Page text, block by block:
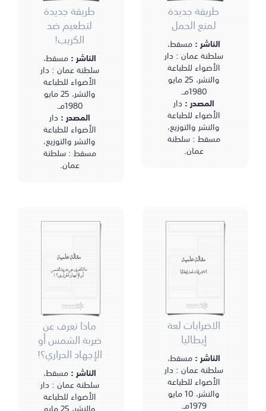
طريقة جديدة
لتطعيم ضد
الكريب!
الناشر :مسقط،
سلطنة عمان : دار
الأضواء للطباعة
والنشر، 25 مايو
1980مـ.
المصدر : دار
الأضواء للطباعة
والنشر والتوزيع،
مسقط : سلطنة
عمان.
طريقة جديدة
لمنع الحمل
الناشر :مسقط،
سلطنة عمان : دار
الأضواء للطباعة
والنشر، 25 مايو
1980مـ.
المصدر : دار
الأضواء للطباعة
والنشر والتوزيع،
مسقط : سلطنة
عمان.
مقالة علمية
ماذا تعرف عن ضربة الشمس
أو الإجهاد الحراري؟!
ماذا تعرف عن
ضربة الشمس أو
الإجهاد الحراري؟!
الناشر :مسقط،
سلطنة عمان : دار
الأضواء للطباعة
مقالة علمية
الاضرابات لعة إيطاليا
الاضرابات لعة
إيطاليا
الناشر :مسقط،
سلطنة عمان : دار
الأضواء للطباعة
والنشر، 10 مايو
1979مـ.